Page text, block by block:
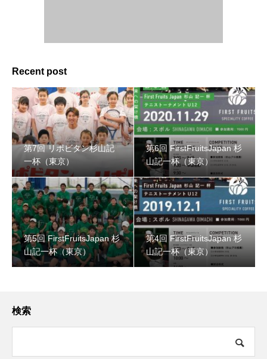
Recent post
第7回 リポビタン杉山記
一杯（東京）
第6回 FirstFruitsJapan 杉
山記一杯（東京）
第5回 FirstFruitsJapan 杉
山記一杯（東京）
第4回 FirstFruitsJapan 杉
山記一杯（東京）
検索